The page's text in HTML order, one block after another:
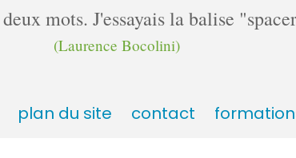
mots. J'essayais la balise
(Laurence Bocolini)
plan du site contact